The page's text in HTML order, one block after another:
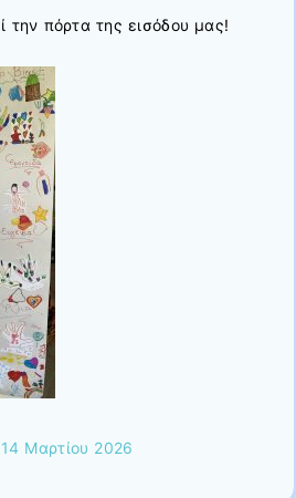
την πόρτα της εισόδου μας!
14 Μαρτίου 2026